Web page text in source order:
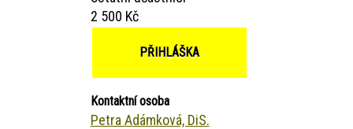
2 500 Kč
PŘIHLÁŠKA
Kontaktní osoba
Petra Adámková, DiS.